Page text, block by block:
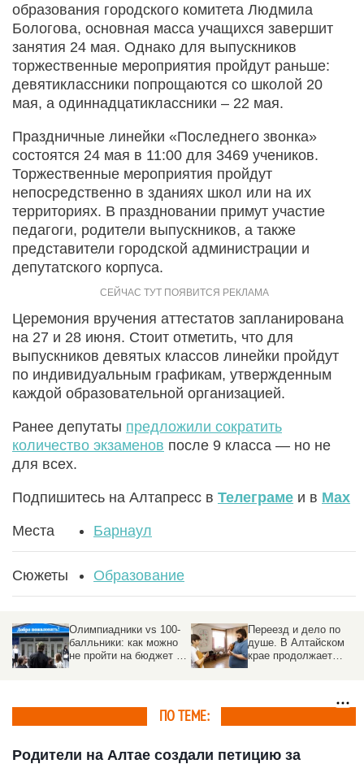
образования городского комитета Людмила
Бологова, основная масса учащихся завершит
занятия 24 мая. Однако для выпускников
торжественные мероприятия пройдут раньше:
девятиклассники попрощаются со школой 20
мая, а одиннадцатиклассники – 22 мая.
Праздничные линейки «Последнего звонка»
состоятся 24 мая в 11:00 для 3469 учеников.
Торжественные мероприятия пройдут
непосредственно в зданиях школ или на их
территориях. В праздновании примут участие
педагоги, родители выпускников, а также
представители городской администрации и
депутатского корпуса.
Церемония вручения аттестатов запланирована
на 27 и 28 июня. Стоит отметить, что для
выпускников девятых классов линейки пройдут
по индивидуальным графикам, утвержденным
каждой образовательной организацией.
Ранее депутаты предложили сократить
количество экзаменов после 9 класса — но не
для всех.
Подпишитесь на Алтапресс в Телеграме и в Max
Места Барнаул
Сюжеты Образование
Олимпиадники vs 100-
балльники: как можно
не пройти на бюджет в
Переезд и дело по
душе. В Алтайском
крае продолжает
ПО ТЕМЕ:
Родители на Алтае создали петицию за